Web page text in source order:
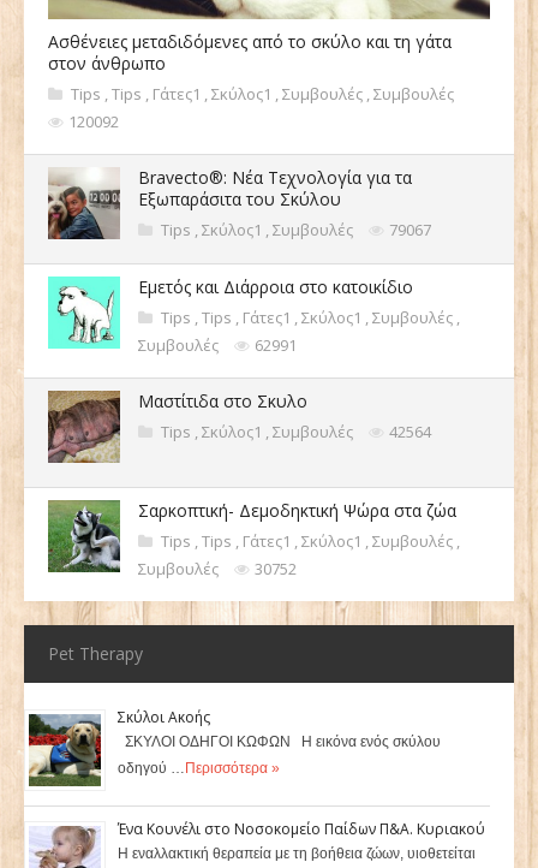
Ασθένειες μεταδιδόμενες από το σκύλο και τη γάτα
στον άνθρωπο
Tips ,Tips , Γάτες1 ,Σκύλος1 ,Συμβουλές ,Συμβουλές
120092
Bravecto®: Νέα Τεχνολογία για τα
Εξωπαράσιτα του Σκύλου
Tips ,Σκύλος1 ,Συμβουλές 79067
Εμετός και Διάρροια στο κατοικίδιο
Tips ,Tips , Γάτες1 ,Σκύλος1 ,Συμβουλές ,
Συμβουλές
62991
Μαστίτιδα στο Σκυλο
Tips ,Σκύλος1 ,Συμβουλές 42564
Σαρκοπτική- Δεμοδηκτική Ψώρα στα ζώα
Tips ,Tips , Γάτες1 ,Σκύλος1 ,Συμβουλές ,
Συμβουλές
30752
Pet Therapy
Σκύλοι Ακοής
ΣΚΥΛΟΙ ΟΔΗΓΟΙ ΚΩΦΩΝ Η εικόνα ενός σκύλου
οδηγού … Περισσότερα »
Ένα Κουνέλι στο Νοσοκομείο Παίδων Π&Α. Κυριακού
Η εναλλακτική θεραπεία με τη βοήθεια ζώων, υιοθετείται